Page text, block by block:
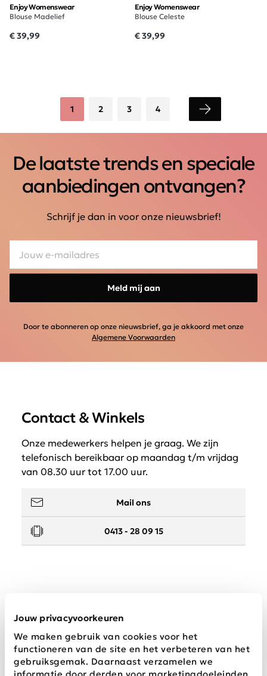
Jouw privacyvoorkeuren
We maken gebruik van cookies voor het
functioneren van de site en het verbeteren van het
gebruiksgemak. Daarnaast verzamelen we
informatie door derden voor marketingdoeleinden.
Enjoy Womenswear
Blouse Madelief
€ 39,99
Enjoy Womenswear
Blouse Celeste
€ 39,99
1 2 3 4
De laatste trends en speciale
aanbiedingen ontvangen?
Schrijf je dan in voor onze nieuwsbrief!
Meld mij aan
Door te abonneren op onze nieuwsbrief, ga je akkoord met onze
Algemene Voorwaarden
Contact & Winkels
Onze medewerkers helpen je graag. We zijn
telefonisch bereikbaar op maandag t/m vrijdag
van 08.30 uur tot 17.00 uur.
Mail ons
0413 - 28 09 15
Wij zijn Schijvens mode